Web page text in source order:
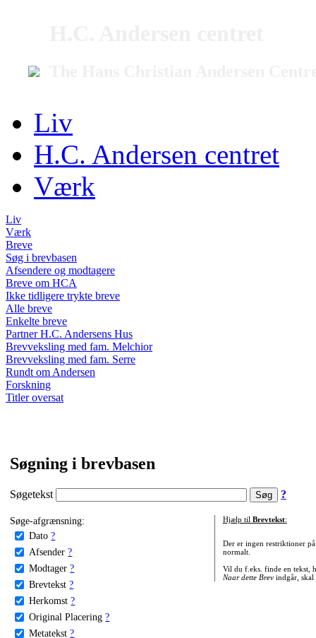
Liv
H.C. Andersen centret
Værk
Liv
Værk
Breve
Søg i brevbasen
Afsendere og modtagere
Breve om HCA
Ikke tidligere trykte breve
Alle breve
Enkelte breve
Partner H.C. Andersens Hus
Brevveksling med fam. Melchior
Brevveksling med fam. Serre
Rundt om Andersen
Forskning
Titler oversat
Søgning i brevbasen
Søgetekst ?
Søge-afgrænsning:
Dato ?
Afsender ?
Modtager ?
Brevtekst ?
Herkomst ?
Original Placering ?
Metatekst ?
Hjælp til Brevtekst:
Der er ingen restriktioner
normalt.
Vil du f.eks. finde en tekst,
Naar dette Brevindgår, skal